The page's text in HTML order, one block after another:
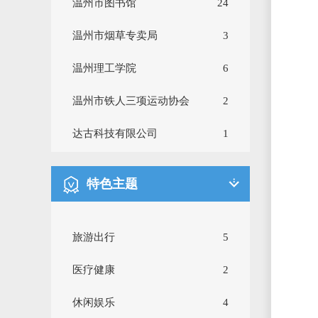
生态环境
地理空间 151
社会救助 20
社保就业 13
温州市图书馆 24
温州市烟草专卖局 3
温州理工学院 6
温州市铁人三项运动协会 2
达古科技有限公司 1
特色主题
旅游出行 5
医疗健康 2
休闲娱乐 4